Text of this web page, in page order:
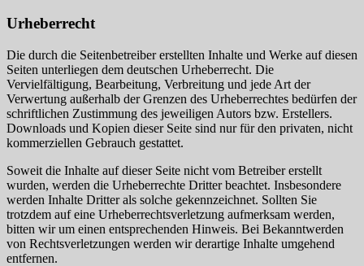
Urheberrecht
Die durch die Seitenbetreiber erstellten Inhalte und Werke auf diesen
Seiten unterliegen dem deutschen Urheberrecht. Die
Vervielfältigung, Bearbeitung, Verbreitung und jede Art der
Verwertung außerhalb der Grenzen des Urheberrechtes bedürfen der
schriftlichen Zustimmung des jeweiligen Autors bzw. Erstellers.
Downloads und Kopien dieser Seite sind nur für den privaten, nicht
kommerziellen Gebrauch gestattet.
Soweit die Inhalte auf dieser Seite nicht vom Betreiber erstellt
wurden, werden die Urheberrechte Dritter beachtet. Insbesondere
werden Inhalte Dritter als solche gekennzeichnet. Sollten Sie
trotzdem auf eine Urheberrechtsverletzung aufmerksam werden,
bitten wir um einen entsprechenden Hinweis. Bei Bekanntwerden
von Rechtsverletzungen werden wir derartige Inhalte umgehend
entfernen.